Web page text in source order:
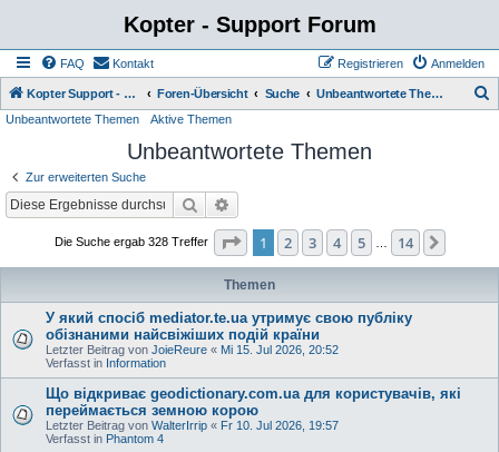
Kopter - Support Forum
FAQ Kontakt Anmelden
Registrieren
Kopter Support - von Anwendern für Anwender. Foren-Übersicht Suche Unbeantwortete Themen
Unbeantwortete Themen Aktive Themen
Unbeantwortete Themen
Zur erweiterten Suche
Suche
Die Suche ergab 328 Treffer Seite 1von 14
1 2 3 4 5 14
Themen
У який спосіб mediator.te.ua утримує свою публіку
обізнаними найсвіжіших подій країни
Letzter Beitrag von JoieReure « Mi 15. Jul 2026, 20:52
Verfasst in Information
Що відкриває geodictionary.com.ua для користувачів, які
переймається земною корою
Letzter Beitrag von WalterIrrip « Fr 10. Jul 2026, 19:57
Verfasst in Phantom 4